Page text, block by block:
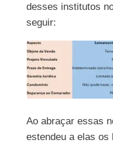
desses institutos
seguir:
Ao abraçar essas
estendeu a elas os